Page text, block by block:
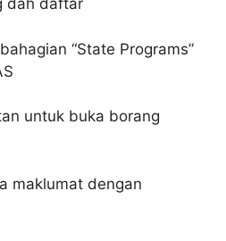
dah daftar
“State Programs”
untuk buka borang
maklumat dengan